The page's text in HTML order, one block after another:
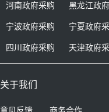
河南政府采购
黑龙江政
宁波政府采购
宁夏政府
四川政府采购
天津政府
关于我们
意见反馈 商务合作